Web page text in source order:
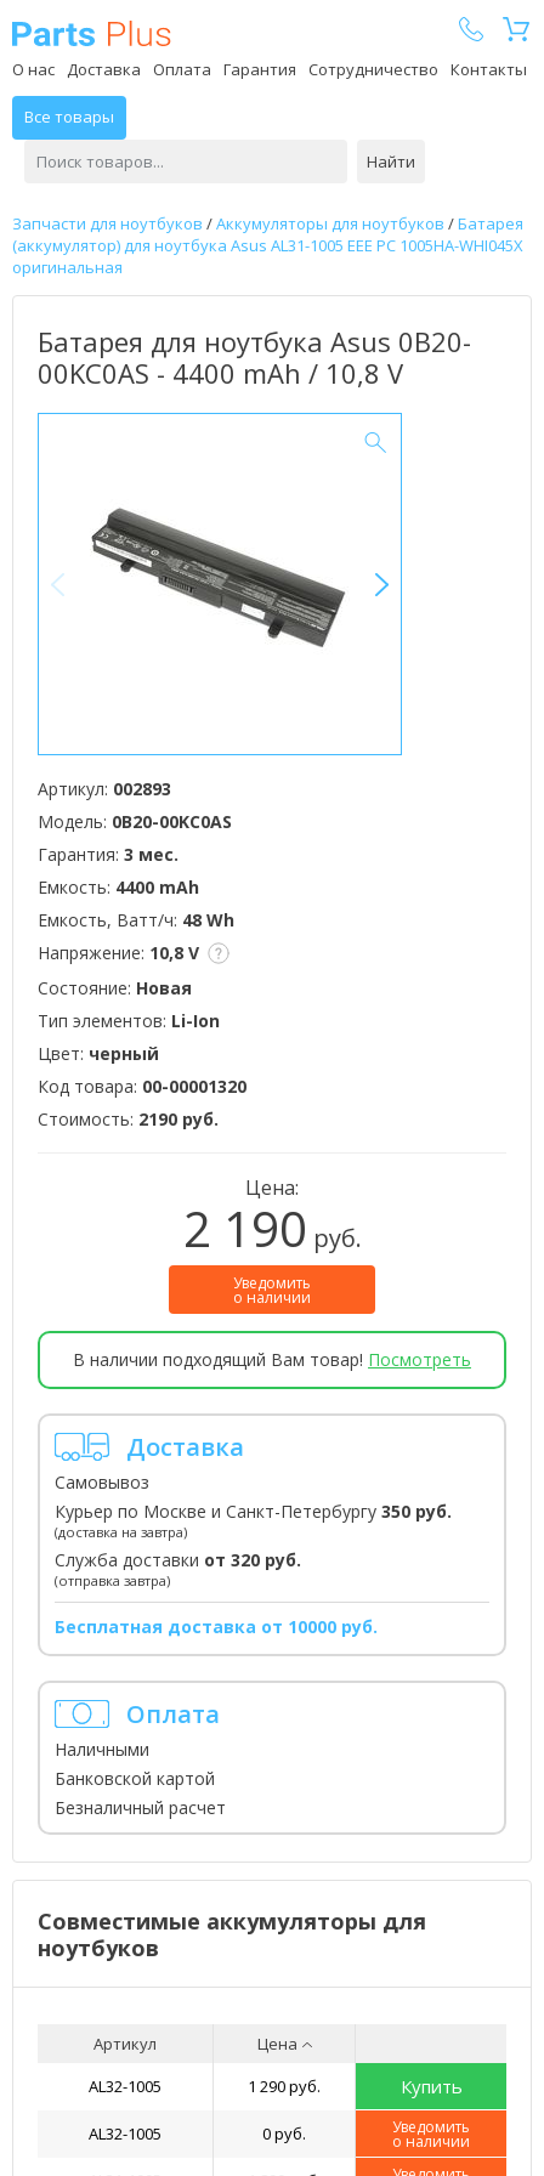
О нас Доставка Оплата Гарантия Сотрудничество Контакты
Все товары
Найти
Запчасти для ноутбуков /Аккумуляторы для ноутбуков /Батарея
(аккумулятор) для ноутбука Asus AL31-1005 EEE PC 1005HA-WHI045X
оригинальная
Батарея для ноутбука Asus 0B20-
00KC0AS - 4400 mAh / 10,8 V
Артикул: 002893
Модель: 0B20-00KC0AS
Гарантия: 3 мес.
Емкость: 4400 mAh
Емкость, Ватт/ч: 48 Wh
Напряжение: 10,8 V
Состояние: Новая
Тип элементов: Li-Ion
Цвет: черный
Код товара: 00-00001320
Стоимость: 2190 руб.
Цена:
2 190 руб.
Уведомить
о наличии
В наличии подходящий Вам товар! Посмотреть
Доставка
Самовывоз
Курьер по Москве и Санкт-Петербургу 350 руб.
(доставка на завтра)
Служба доставки от 320 руб.
(отправка завтра)
Бесплатная доставка от 10000 руб.
Оплата
Наличными
Банковской картой
Безналичный расчет
Совместимые аккумуляторы для
ноутбуков
Артикул
Цена
AL32-1005
1 290 руб. Купить
AL32-1005 0 руб. Уведомить
о наличии